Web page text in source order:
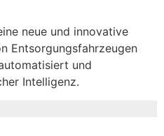
neue und innovative
Entsorgungsfahrzeugen
und
Intelligenz.